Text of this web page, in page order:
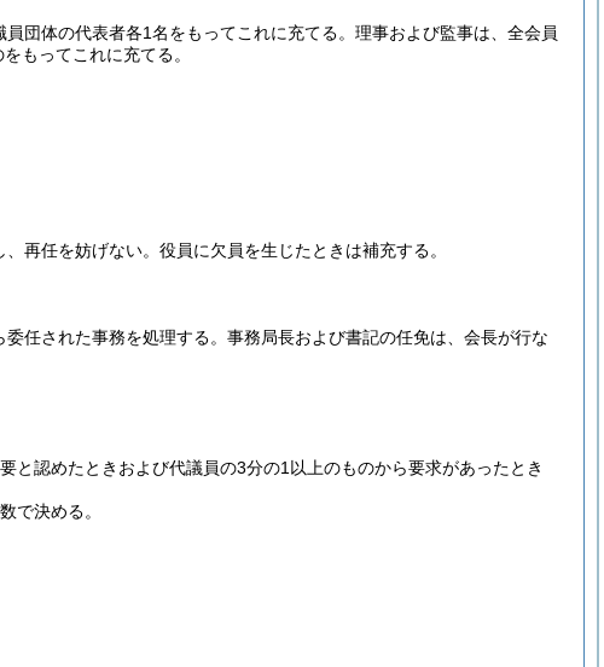
団体の代表者各1名をもってこれに充てる。 理事および監事は、全会員
もってこれに充てる。
、再任を妨げない。 役員に欠員を生じたときは補充する。
任された事務を処理する。 事務局長および書記の任免は、会長が行な
と認めたときおよび代議員の3分の1以上のものから要求があったとき
で決める。